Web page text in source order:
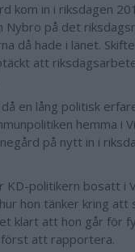
kom in i riksdagen
Nybro på det
då hade i länet.
att
en lång politisk
hemma i
på nytt in i
KD-politikern bosatt i
hon tänker kring att
klart att hon går för
att rapportera.